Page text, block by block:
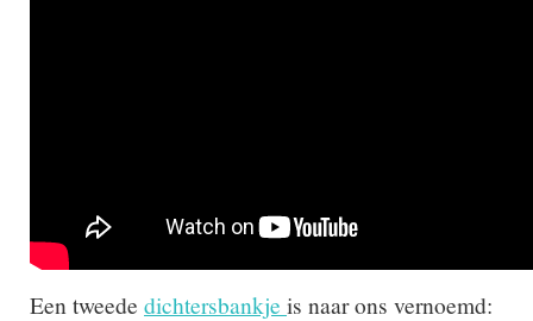
Een tweede dichtersbankje is naar ons vernoemd: